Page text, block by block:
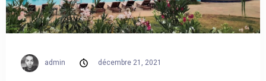
admin décembre 21, 2021